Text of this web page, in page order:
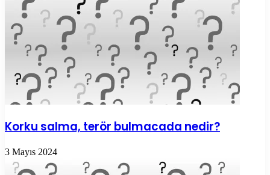
Korku salma, terör bulmacada nedir?
3 Mayıs 2024